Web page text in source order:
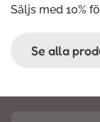
Säljs med 10%
Se alla